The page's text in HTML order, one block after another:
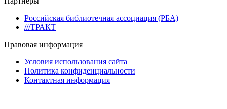
Российская библиотечная ассоциация (РБА)
///ТРАКТ
Правовая информация
Условия использования сайта
Политика конфиденциальности
Контактная информация